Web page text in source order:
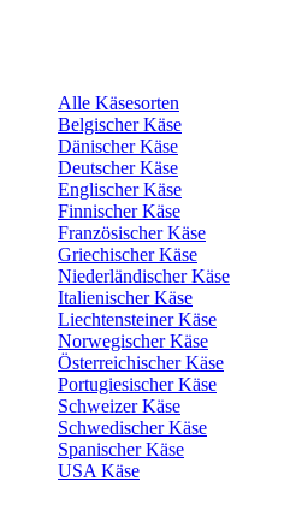
Alle Käsesorten
Belgischer Käse
Dänischer Käse
Deutscher Käse
Englischer Käse
Finnischer Käse
Französischer Käse
Griechischer Käse
Niederländischer Käse
Italienischer Käse
Liechtensteiner Käse
Norwegischer Käse
Österreichischer Käse
Portugiesischer Käse
Schweizer Käse
Schwedischer Käse
Spanischer Käse
USA Käse